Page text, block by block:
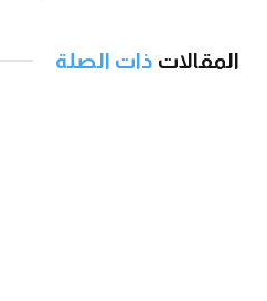
المقالات ذات الصلة